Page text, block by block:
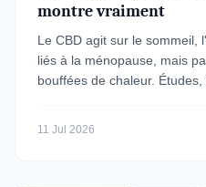
montre vraiment
Le CBD agit sur le sommeil,
liés à la ménopause, mais
bouffées de chaleur. Études,
11 Jul 2026